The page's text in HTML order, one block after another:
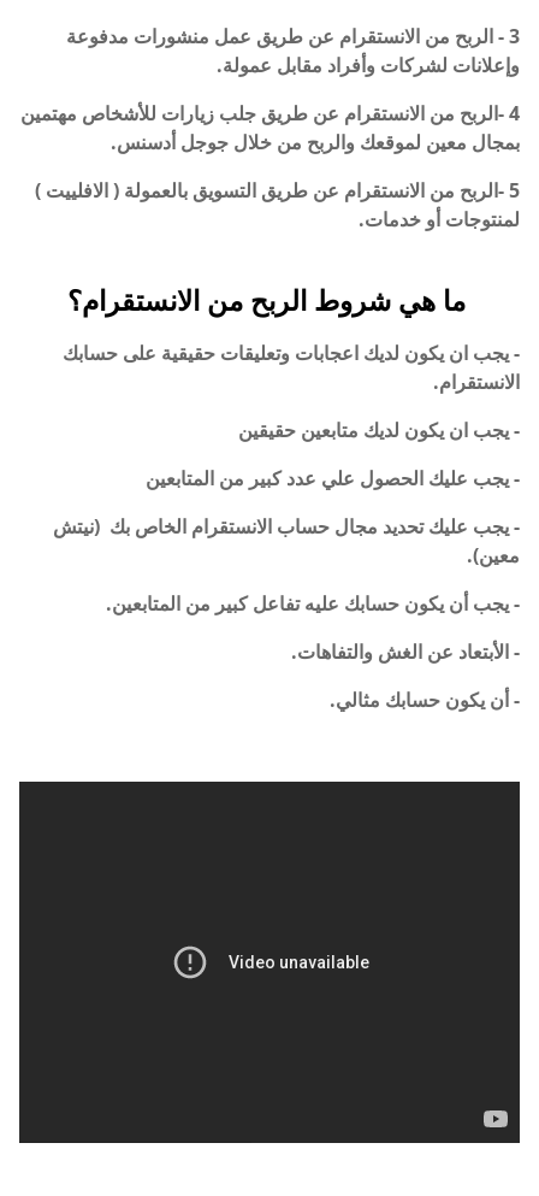
3 - الربح من الانستقرام عن طريق عمل منشورات مدفوعة
وإعلانات لشركات وأفراد مقابل عمولة.
4 -الربح من الانستقرام عن طريق جلب زيارات للأشخاص مهتمين
بمجال معين لموقعك والربح من خلال جوجل أدسنس.
5 -الربح من الانستقرام عن طريق التسويق بالعمولة ( الافلييت )
لمنتوجات أو خدمات.
ما هي شروط الربح من الانستقرام؟
- يجب ان يكون لديك اعجابات وتعليقات حقيقية على حسابك
الانستقرام.
- يجب ان يكون لديك متابعين حقيقين
- يجب عليك الحصول علي عدد كبير من المتابعين
- يجب عليك تحديد مجال حساب الانستقرام الخاص بك (نيتش
معين).
- يجب أن يكون حسابك عليه تفاعل كبير من المتابعين.
- الأبتعاد عن الغش والتفاهات.
- أن يكون حسابك مثالي.